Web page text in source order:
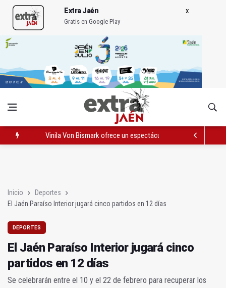
Extra Jaén
Gratis en Google Play
Vinila Von Bismark ofrece un espectáculo "rompedor" en el
Inicio
Deportes
El Jaén Paraíso Interior jugará cinco partidos en 12 días
DEPORTES
El Jaén Paraíso Interior jugará cinco
partidos en 12 días
Se celebrarán entre el 10 y el 22 de febrero para recuperar los